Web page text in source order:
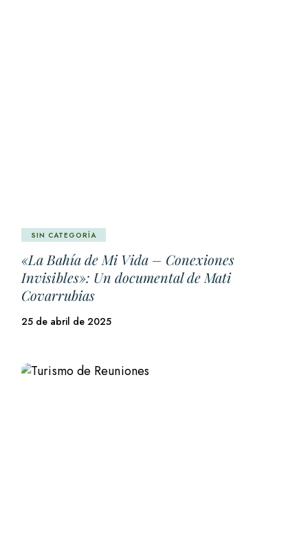
SIN CATEGORÍA
«La Bahía de Mi Vida – Conexiones
Invisibles»: Un documental de Mati
Covarrubias
25 de abril de 2025